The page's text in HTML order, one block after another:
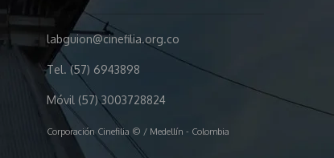
labguion@cinefilia.org.co
Tel. (57) 6943898
Móvil (57) 3003728824
Corporación Cinefilia © / Medellín - Colombia